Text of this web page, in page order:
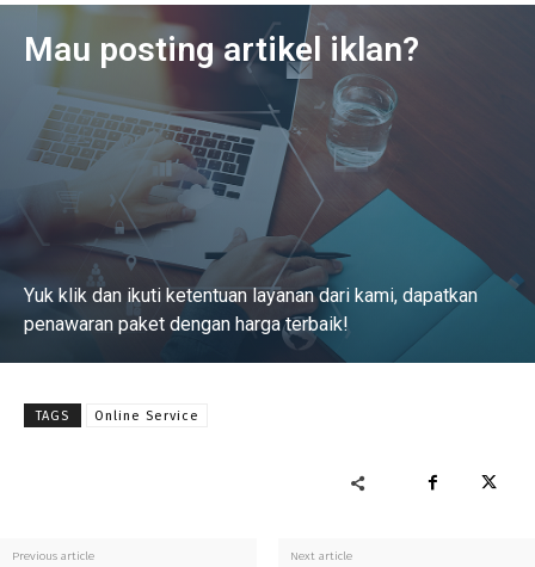
Mau posting artikel iklan?
Yuk klik dan ikuti ketentuan layanan dari kami, dapatkan
penawaran paket dengan harga terbaik!
Baca Selengkapnya
TAGS Online Service
Previous article Next article